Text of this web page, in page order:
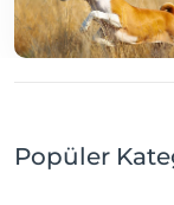
Popüler